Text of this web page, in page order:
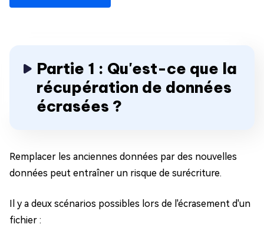
Partie 1 : Qu'est-ce que la
récupération de données
écrasées ?
Remplacer les anciennes données par des nouvelles
données peut entraîner un risque de surécriture.
Il y a deux scénarios possibles lors de l'écrasement d'un
fichier :